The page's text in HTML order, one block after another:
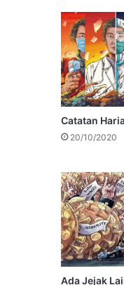
Catatan
20/10/2020
Ada Jejak